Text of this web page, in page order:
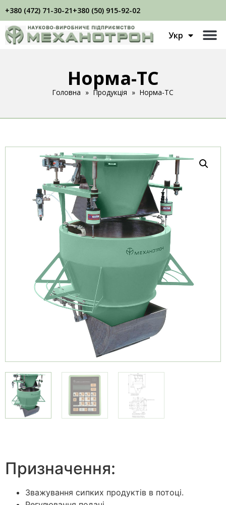
+380 (472) 71-30-21+380 (50) 915-92-02
Укр
Eng
Рус
Норма-ТС
Головна » Продукція » Норма-ТС
Призначення:
Зважування сипких продуктів в потоці.